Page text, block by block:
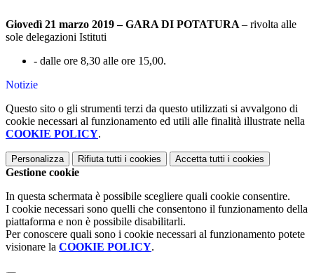
Giovedì 21 marzo 2019 – GARA DI POTATURA – rivolta alle
sole delegazioni Istituti
- dalle ore 8,30 alle ore 15,00.
Notizie
Questo sito o gli strumenti terzi da questo utilizzati si avvalgono di
cookie necessari al funzionamento ed utili alle finalità illustrate nella
COOKIE POLICY.
Personalizza Rifiuta tutti i cookies Accetta tutti i cookies
Gestione cookie
In questa schermata è possibile scegliere quali cookie consentire.
I cookie necessari sono quelli che consentono il funzionamento della
piattaforma e non è possibile disabilitarli.
Per conoscere quali sono i cookie necessari al funzionamento potete
visionare la COOKIE POLICY.